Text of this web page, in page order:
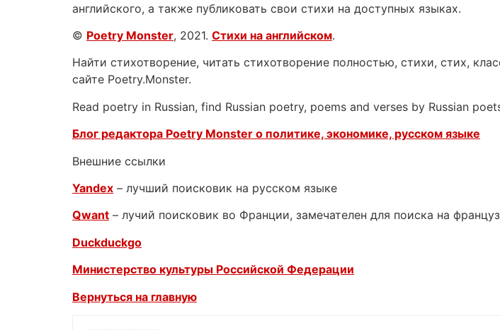
английского, а также публиковать свои стихи на доступных языках.
© Poetry Monster, 2021. Стихи на английском.
Найти стихотворение, читать стихотворение полностью, стихи, стих,
сайте Poetry.Monster.
Read poetry in Russian, find Russian poetry, poems and verses by Russian
Блог редактора Poetry Monster о политике, экономике, русском языке
Внешние ссылки
Yandex – лучший поисковик на русском языке
Qwant – лучий поисковик во Франции, замечателен для поиска на
Duckduckgo
Министерство культуры Российской Федерации
Вернуться на главную